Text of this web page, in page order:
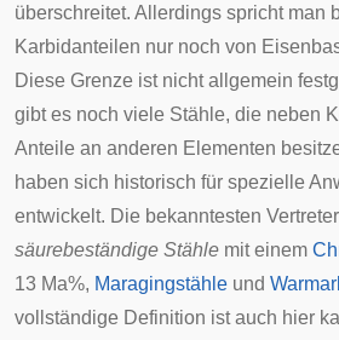
überschreitet. Allerdings spricht man
Karbidanteilen nur noch von
Diese Grenze ist nicht allgemein
gibt es noch viele Stähle, die neben
Anteile an anderen Elementen
haben sich historisch für spezielle
entwickelt. Die bekanntesten
säurebeständige Stähle mit einem
13 Ma%, Maragingstähle und
vollständige Definition ist auch hier